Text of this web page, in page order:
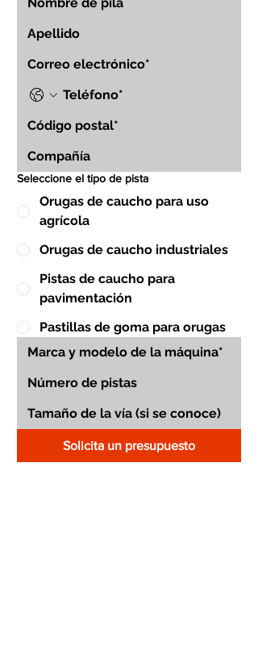
Seleccione el tipo de pista
Orugas de caucho para uso
agrícola
Orugas de caucho industriales
Pistas de caucho para
pavimentación
Pastillas de goma para orugas
Solicita un presupuesto